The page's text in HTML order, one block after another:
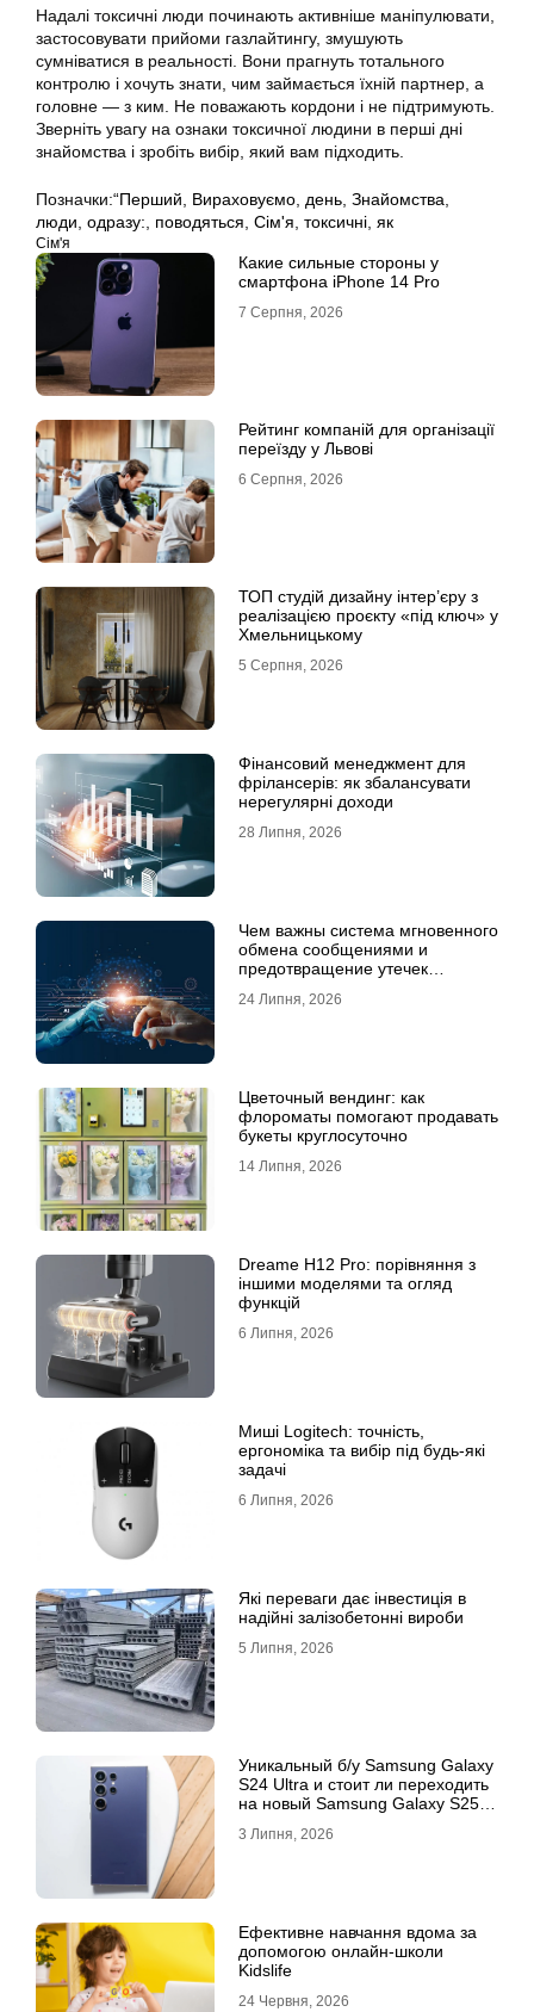
Надалі токсичні люди починають активніше маніпулювати,
застосовувати прийоми газлайтингу, змушують
сумніватися в реальності. Вони прагнуть тотального
контролю і хочуть знати, чим займається їхній партнер, а
головне — з ким. Не поважають кордони і не підтримують.
Зверніть увагу на ознаки токсичної людини в перші дні
знайомства і зробіть вибір, який вам підходить.
Позначки:“Перший, Вираховуємо, день, Знайомства,
люди, одразу:, поводяться, Сім'я, токсичні, як
Сім'я
Какие сильные стороны у
смартфона iPhone 14 Pro
7 Серпня, 2026
Рейтинг компаній для організації
переїзду у Львові
6 Серпня, 2026
ТОП студій дизайну інтер’єру з
реалізацією проєкту «під ключ» у
Хмельницькому
5 Серпня, 2026
Фінансовий менеджмент для
фрілансерів: як збалансувати
нерегулярні доходи
28 Липня, 2026
Чем важны система мгновенного
обмена сообщениями и
предотвращение утечек
24 Липня, 2026
Цветочный вендинг: как
флороматы помогают продавать
букеты круглосуточно
14 Липня, 2026
Dreame H12 Pro: порівняння з
іншими моделями та огляд
функцій
6 Липня, 2026
Миші Logitech: точність,
ергономіка та вибір під будь-які
задачі
6 Липня, 2026
Які переваги дає інвестиція в
надійні залізобетонні вироби
5 Липня, 2026
Уникальный б/у Samsung Galaxy
S24 Ultra и стоит ли переходить
на новый Samsung Galaxy S25
3 Липня, 2026
Ефективне навчання вдома за
допомогою онлайн-школи
Kidslife
24 Червня, 2026